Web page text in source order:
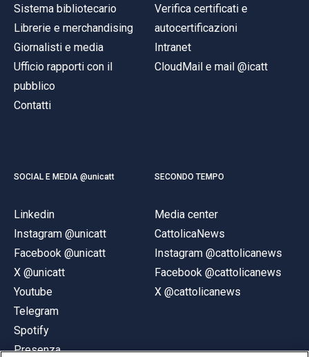
Sistema bibliotecario
Librerie e merchandising
Giornalisti e media
Ufficio rapporti con il
pubblico
Contatti
Verifica certificati e
autocertificazioni
Intranet
CloudMail e mail @icatt
SOCIAL E MEDIA @unicatt
Linkedin
Instagram @unicatt
Facebook @unicatt
X @unicatt
Youtube
Telegram
Spotify
Presenza
SECONDO TEMPO
Media center
CattolicaNews
Instagram @cattolicanews
Facebook @cattolicanews
X @cattolicanews